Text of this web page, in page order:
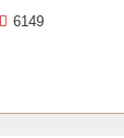
6149